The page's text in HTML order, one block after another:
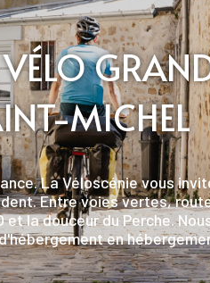
MICHEL
La Véloscénie vous
Entre voies vertes,
la douceur du Perche.
en